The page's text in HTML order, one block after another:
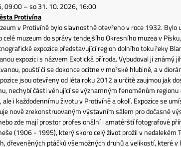
09:00 – so 31. 10. 2026, 16:00
Protivína
v Protivíně bylo slavnostně otevřeno v roce 1932.
celé muzeum do správy tehdejšího Okresního muzea v
expozice představující region dolního toku řeky
expozici s názvem Exotická příroda. Vybudoval ji
pouští či se dokonce ocitne v mořské hlubině, a v
jsou otevřeny od léta roku 2012 a určitě zaujmou jak
nechybí části věnující se významným fenoménům
i každodennímu životu v Protivíně a okolí. Expozice se
nově zrekonstruovaným výstavním sálem pro dočasné
zde mají prostor profesionální i amatérští fotografové
(1906 - 1995), který skoro celý život prožil v
dřeveněných ptáčků všemožných druhů a velikostí, které